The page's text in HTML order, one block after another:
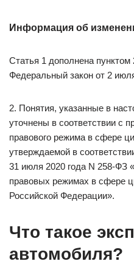
Информация об
Статья 1 дополнена
Федеральный закон от 2
2. Понятия, указанные в
уточнены в соответствии с
правового режима в сфере
утверждаемой в
31 июля 2020 года N 258-ФЗ
правовых режимах в сфере
Российской Федерации».
Что такое
автомобиля?